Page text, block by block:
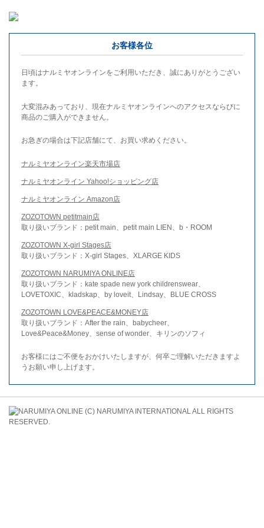
お客様各位
日頃はナルミヤオンラインをご利用いただき、誠にありがとうござい
ます。
大変混みあっており、現在ナルミヤオンラインへのアクセスならびに
商品のご購入ができません。
お急ぎの場合は下記店舗にて、お買い求めください。
ナルミヤオンライン楽天市場店
ナルミヤオンライン Yahoo!ショッピング店
ナルミヤオンライン Amazon店
ZOZOTOWN petitmain店
取り扱いブランド：petit main、petit main LIEN、b・ROOM
ZOZOTOWN X-girl Stages店
取り扱いブランド：X-girl Stages、XLARGE KIDS
ZOZOTOWN NARUMIYA ONLINE店
取り扱いブランド：kate spade new york childrenswear、
LOVETOXIC、kladskap、by loveit、Lindsay、BLUE CROSS
ZOZOTOWN LOVE&PEACE&MONEY店
取り扱いブランド：After the rain、babycheer、
Love&Peace&Money、sense of wonder、キリンのソフィ
お客様にはご不便をおかけいたしますが、何卒ご理解いただきますよ
うお願い申し上げます。